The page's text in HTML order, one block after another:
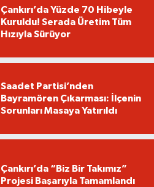
Çankırı’da Yüzde 70 Hibeyle
Kuruldu! Serada Üretim Tüm
Hızıyla Sürüyor
Saadet Partisi’nden
Bayramören Çıkarması: İlçenin
Sorunları Masaya Yatırıldı
Çankırı’da “Biz Bir Takımız”
Projesi Başarıyla Tamamlandı